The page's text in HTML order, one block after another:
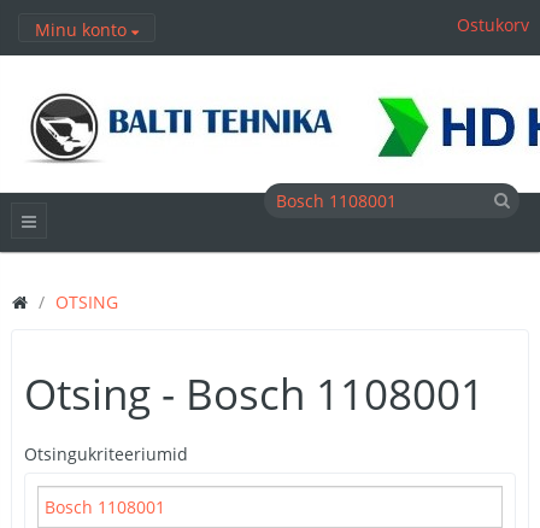
Minu konto Ostukorv
OTSING
Otsing - Bosch 1108001
Otsingukriteeriumid